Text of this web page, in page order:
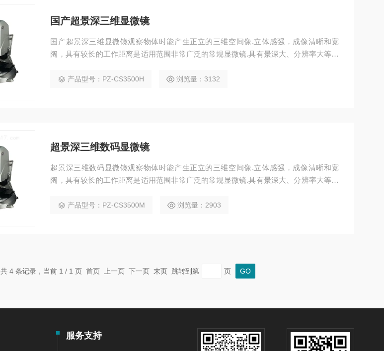
国产超景深三维显微镜
国产超景深三维显微镜观察物体时能产生正立的三维空间像,立体感强，成像清晰和宽
阔，具有较长的工作距离是适用范围非常广泛的常规显微镜.具有景深大、分辨率大等特
产品型号：PZ-CS3500H 浏览量：3132
超景深三维数码显微镜
超景深三维数码显微镜观察物体时能产生正立的三维空间像,立体感强，成像清晰和宽
阔，具有较长的工作距离是适用范围非常广泛的常规显微镜.具有景深大、分辨率大等特
产品型号：PZ-CS3500M 浏览量：2903
共 4 条记录，当前 1 / 1 页 首页 上一页 下一页 末页 跳转到第 页
服务支持